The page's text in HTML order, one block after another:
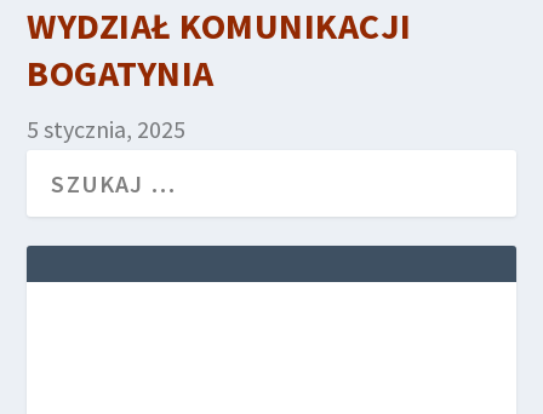
WYDZIAŁ KOMUNIKACJI
BOGATYNIA
5 stycznia, 2025